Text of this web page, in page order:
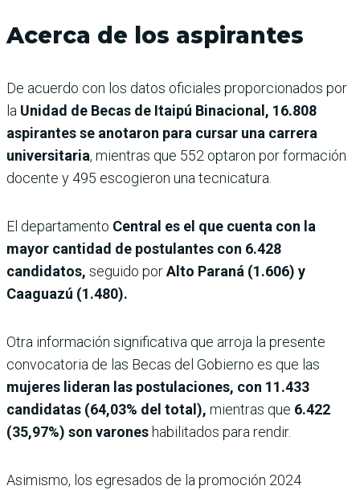
Acerca de los aspirantes
De acuerdo con los datos oficiales proporcionados por
la Unidad de Becas de Itaipú Binacional, 16.808
aspirantes se anotaron para cursar una carrera
universitaria, mientras que 552 optaron por formación
docente y 495 escogieron una tecnicatura.
El departamento Central es el que cuenta con la
mayor cantidad de postulantes con 6.428
candidatos, seguido porAlto Paraná (1.606) y
Caaguazú (1.480).
Otra información significativa que arroja la presente
convocatoria de las Becas del Gobierno es que las
mujeres lideran las postulaciones, con 11.433
candidatas (64,03% del total), mientras que 6.422
(35,97%) son varones habilitados para rendir.
Asimismo, los egresados de la promoción 2024